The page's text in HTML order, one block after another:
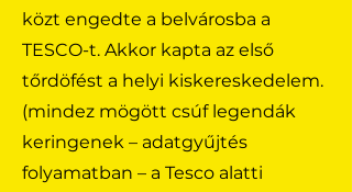
közt engedte a belvárosba a
TESCO-t. Akkor kapta az első
tőrdöfést a helyi kiskereskedelem.
(mindez mögött csúf legendák
keringenek – adatgyűjtés
folyamatban – a Tesco alatti